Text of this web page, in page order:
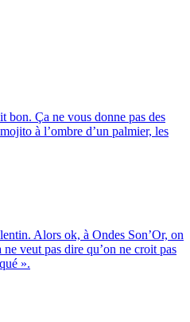
bon. Ça ne vous donne pas des
à l’ombre d’un palmier, les
Alors ok, à Ondes Son’Or, on
veut pas dire qu’on ne croit pas
».